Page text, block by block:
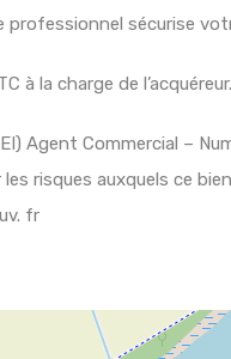
professionnel sécurise
à la charge de
Agent Commercial –
risques auxquels ce
fr